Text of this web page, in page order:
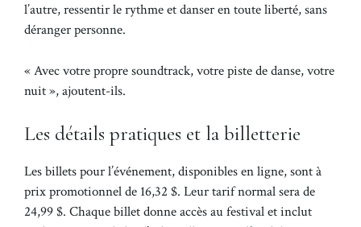
l’autre, ressentir le rythme et danser en toute liberté, sans
déranger personne.
« Avec votre propre soundtrack, votre piste de danse, votre
nuit », ajoutent-ils.
Les détails pratiques et la billetterie
Les billets pour l’événement, disponibles en ligne, sont à
prix promotionnel de 16,32 $. Leur tarif normal sera de
24,99 $. Chaque billet donne accès au festival et inclut